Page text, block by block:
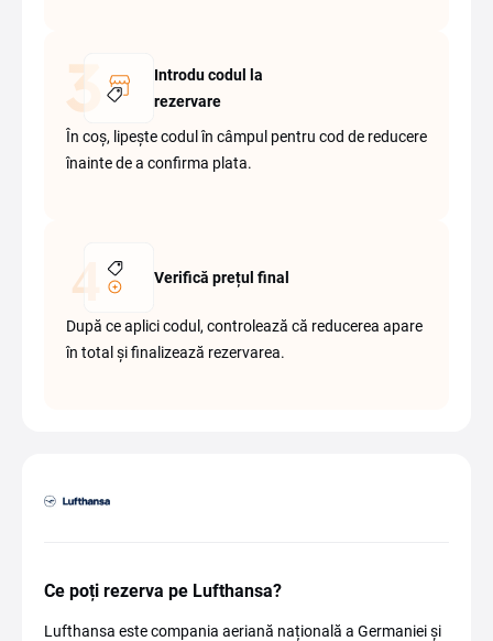
Introdu codul la
rezervare
În coș, lipește codul în câmpul pentru cod de reducere
înainte de a confirma plata.
Verifică prețul final
După ce aplici codul, controlează că reducerea apare
în total și finalizează rezervarea.
Ce poți rezerva pe Lufthansa?
Lufthansa este compania aeriană națională a Germaniei și